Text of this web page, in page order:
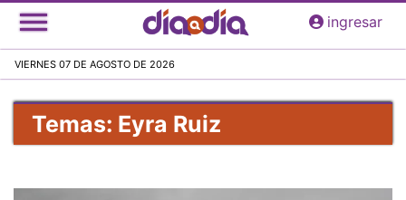
Pasar
al
principal
ingresar
VIERNES 07 DE AGOSTO DE 2026
Temas: Eyra Ruiz